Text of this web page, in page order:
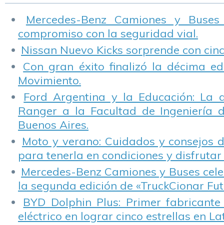
Seguridad y
Mercedes-Benz Camiones y
compromiso con la seguridad vial.
Nissan Nuevo Kicks sorprende con
Con gran éxito finalizó la décima
Movimiento.
Ford Argentina y la Educación: La
Ranger a la Facultad de Ingeniería
Buenos Aires.
Moto y verano: Cuidados y consejos
para tenerla en condiciones y disfrutar
Mercedes-Benz Camiones y Buses
la segunda edición de «TruckCionar
BYD Dolphin Plus: Primer
eléctrico en lograr cinco estrellas en